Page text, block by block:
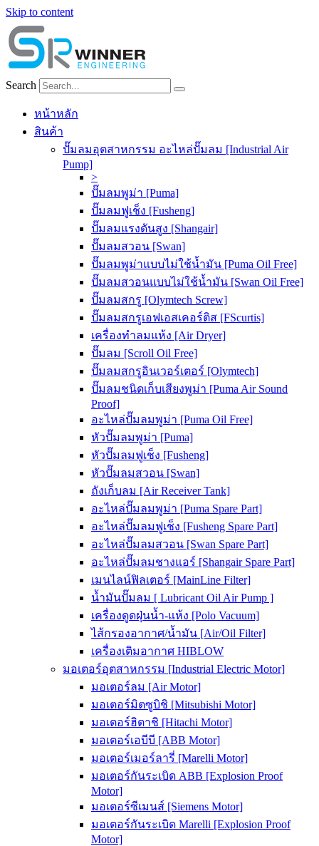
Skip to content
Search
หน้าหลัก
สินค้า
ปั๊มลมอุตสาหกรรม อะไหล่ปั๊มลม [Industrial Air
Pump]
>
ปั๊มลมพูม่า [Puma]
ปั๊มลมฟูเช็ง [Fusheng]
ปั๊มลมแรงดันสูง [Shangair]
ปั๊มลมสวอน [Swan]
ปั๊มลมพูม่าแบบไม่ใช้น้ำมัน [Puma Oil Free]
ปั๊มลมสวอนแบบไม่ใช้น้ำมัน [Swan Oil Free]
ปั๊มลมสกรู [Olymtech Screw]
ปั๊มลมสกรูเอฟเอสเคอร์ติส [FScurtis]
เครื่องทำลมแห้ง [Air Dryer]
ปั๊มลม [Scroll Oil Free]
ปั๊มลมสกรูอินเวอร์เตอร์ [Olymtech]
ปั๊มลมชนิดเก็บเสียงพูม่า [Puma Air Sound
Proof]
อะไหล่ปั๊มลมพูม่า [Puma Oil Free]
หัวปั๊มลมพูม่า [Puma]
หัวปั๊มลมฟูเช็ง [Fusheng]
หัวปั๊มลมสวอน [Swan]
ถังเก็บลม [Air Receiver Tank]
อะไหล่ปั๊มลมพูม่า [Puma Spare Part]
อะไหล่ปั๊มลมฟูเช็ง [Fusheng Spare Part]
อะไหล่ปั๊มลมสวอน [Swan Spare Part]
อะไหล่ปั๊มลมชางแอร์ [Shangair Spare Part]
เมนไลน์ฟิลเตอร์ [MainLine Filter]
น้ำมันปั๊มลม [ Lubricant Oil Air Pump ]
เครื่องดูดฝุ่นน้ำ-แห้ง [Polo Vacuum]
ไส้กรองอากาศ/น้ำมัน [Air/Oil Filter]
เครื่องเติมอากาศ HIBLOW
มอเตอร์อุตสาหกรรม [Industrial Electric Motor]
มอเตอร์ลม [Air Motor]
มอเตอร์มิตซูบิชิ [Mitsubishi Motor]
มอเตอร์ฮิตาชิ [Hitachi Motor]
มอเตอร์เอบีบี [ABB Motor]
มอเตอร์เมอร์ลารี่ [Marelli Motor]
มอเตอร์กันระเบิด ABB [Explosion Proof
Motor]
มอเตอร์ซีเมนส์ [Siemens Motor]
มอเตอร์กันระเบิด Marelli [Explosion Proof
Motor]